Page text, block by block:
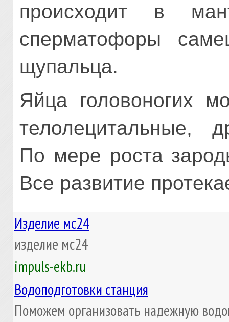
происходит в
сперматофоры
щупальца.
Яйца головоногих
телолецитальные,
По мере роста
Все развитие
Изделие мс24
изделие мс24
impuls-ekb.ru
Водоподготовки станция
Поможем организовать надежную